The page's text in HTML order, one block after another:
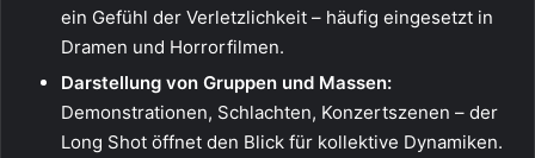
ein Gefühl der Verletzlichkeit – häufig eingesetzt in
Dramen und Horrorfilmen.
Darstellung von Gruppen und Massen:
Demonstrationen, Schlachten, Konzertszenen – der
Long Shot öffnet den Blick für kollektive Dynamiken.